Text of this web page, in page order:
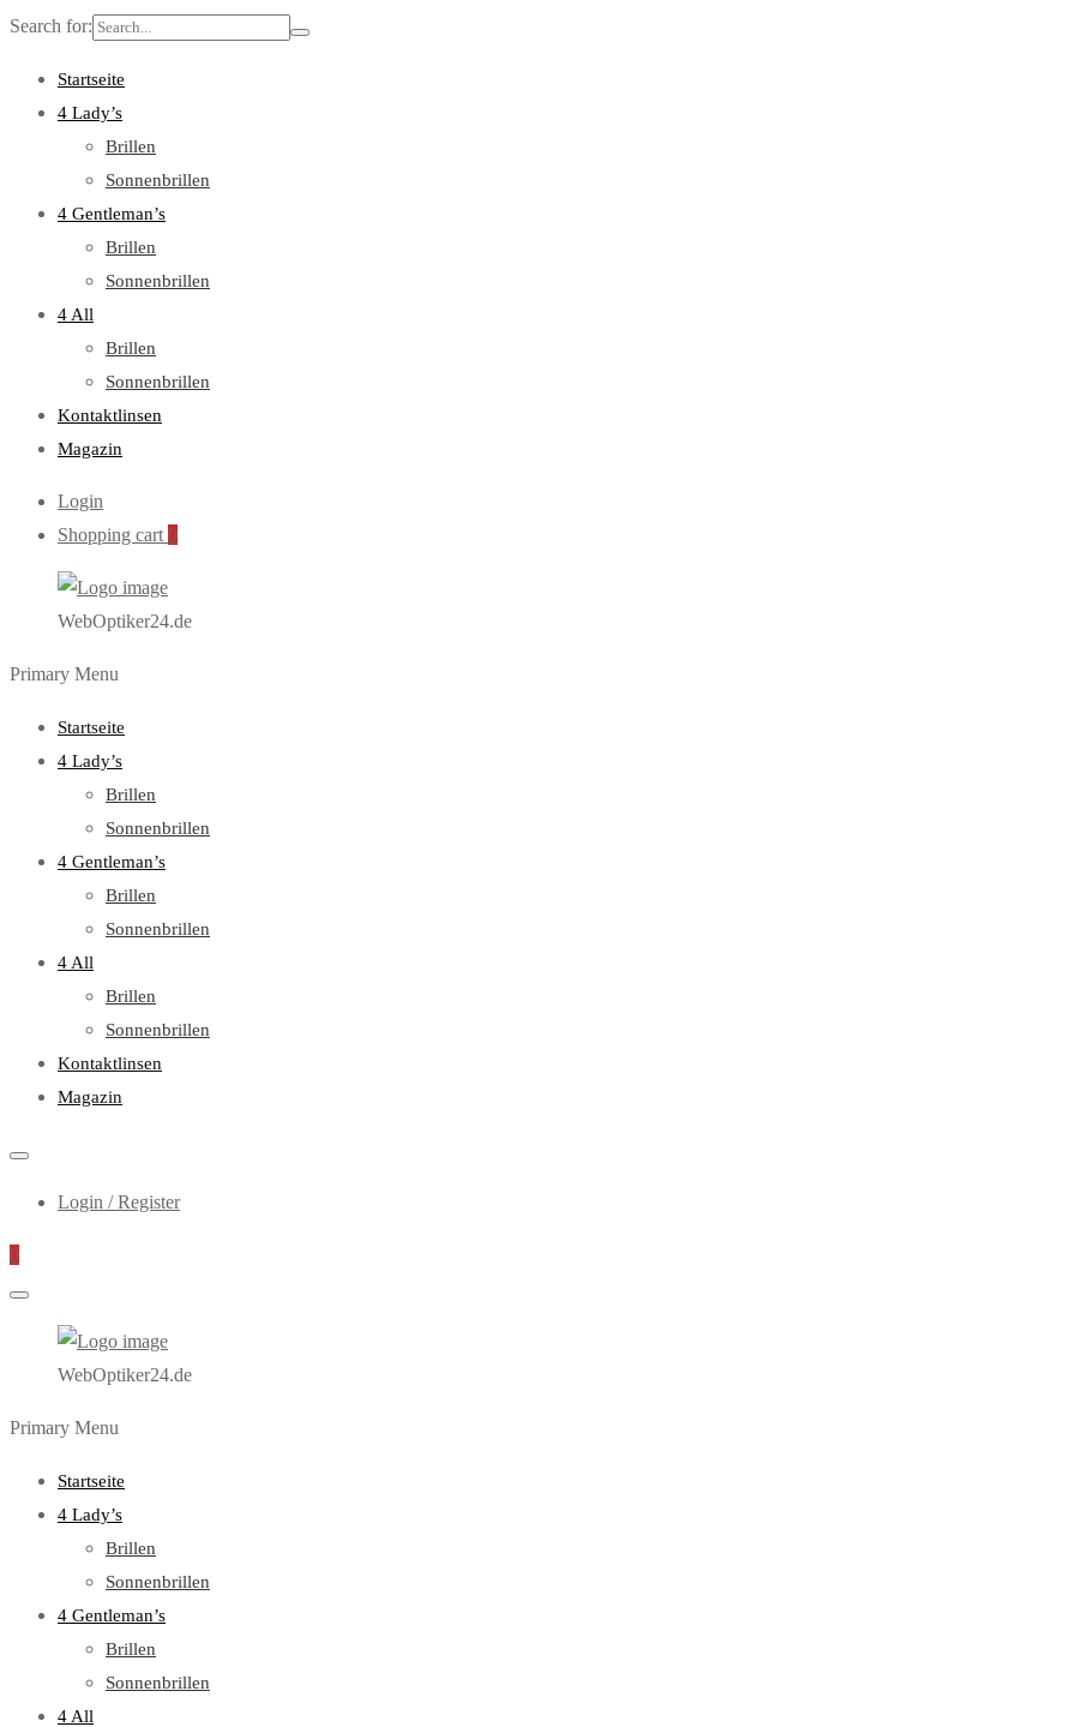
Search for:
Startseite
4 Lady’s
Brillen
Sonnenbrillen
4 Gentleman’s
Brillen
Sonnenbrillen
4 All
Brillen
Sonnenbrillen
Kontaktlinsen
Magazin
Login
Shopping cart 0
WebOptiker24.de
Primary Menu
Startseite
4 Lady’s
Brillen
Sonnenbrillen
4 Gentleman’s
Brillen
Sonnenbrillen
4 All
Brillen
Sonnenbrillen
Kontaktlinsen
Magazin
Login / Register
0
WebOptiker24.de
Primary Menu
Startseite
4 Lady’s
Brillen
Sonnenbrillen
4 Gentleman’s
Brillen
Sonnenbrillen
4 All